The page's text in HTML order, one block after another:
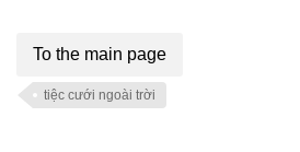
To the main page
tiệc cưới ngoài trời